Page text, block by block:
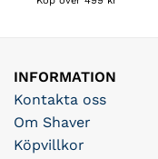
INFORMATION
Kontakta oss
Om Shaver
Köpvillkor